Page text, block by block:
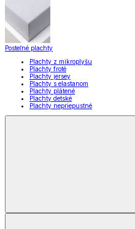
Posteľné plachty
Plachty z mikroplyšu
Plachty froté
Plachty jersey
Plachty s elastanom
Plachty plátené
Plachty detské
Plachty nepriepustné